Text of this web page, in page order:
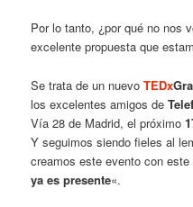
Por lo tanto, ¿por qué no nos
excelente propuesta que
Se trata de un nuevoTEDx
los excelentes amigos de
Vía 28 de Madrid, el próximo
Y seguimos siendo fieles al
creamos este evento con
ya es presente«.